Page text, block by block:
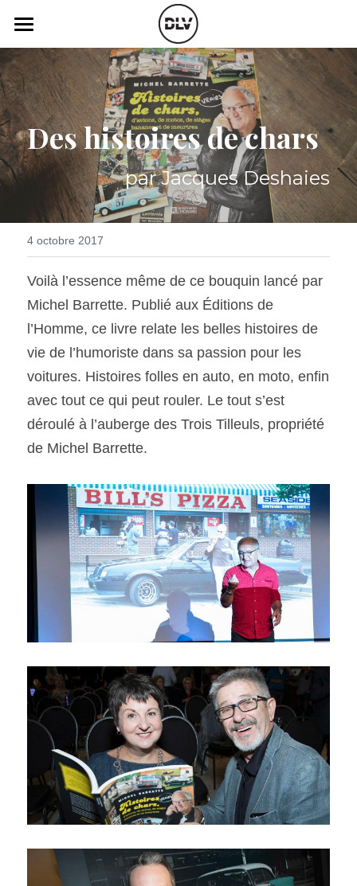
Catégories
Actualité Auto
Électrique
Histoire de chars
Art Automobile
Essais Routier
Opinion
Vidéo
Podcast
Radio FM
Télé RDS
Simulateur
Assurance
SOUMISSION RAPIDE
ASSURANCE
Des histoires de chars
par Jacques Deshaies
4 octobre 2017
Voilà l’essence même de ce bouquin lancé par
Michel Barrette. Publié aux Éditions de
l’Homme, ce livre relate les belles histoires de
vie de l’humoriste dans sa passion pour les
voitures. Histoires folles en auto, en moto, enfin
avec tout ce qui peut rouler. Le tout s’est
déroulé à l’auberge des Trois Tilleuls, propriété
de Michel Barrette.
LES CATÉGORIES DE LA BOUTIQUE
Toutes les catégories